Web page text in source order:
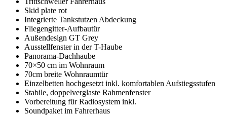
Skid plate rot
Integrierte Tankstutzen Abdeckung
Fliegengitter-Aufbautür
Außendesign GT Grey
Ausstellfenster in der T-Haube
Panorama-Dachhaube
70×50 cm im Wohnraum
70cm breite Wohnraumtür
Einzelbetten hochgesetzt inkl. komfortablen Aufstiegsstufen
Stabile, doppelverglaste Rahmenfenster
Vorbereitung für Radiosystem inkl.
Soundpaket im Fahrerhaus